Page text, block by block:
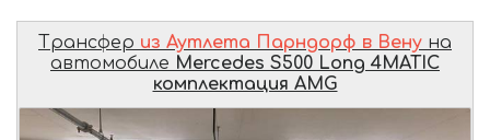
Трансфер из Аутлета Парндорф в Вену на
автомобиле Mercedes S500 Long 4MATIC
комплектация AMG